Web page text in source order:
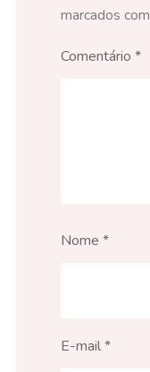
marcados com
Comentário *
Nome *
E-mail*